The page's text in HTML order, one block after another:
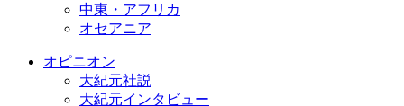
中東・アフリカ
オセアニア
オピニオン
大紀元社説
大紀元インタビュー